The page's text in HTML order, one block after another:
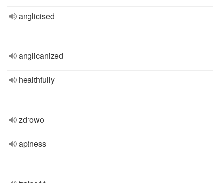
anglicised
anglicanized
healthfully
zdrowo
aptness